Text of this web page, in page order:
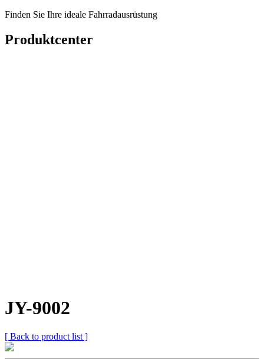
Finden Sie Ihre ideale Fahrradausrüstung
Produktcenter
JY-9002
[ Back to product list ]